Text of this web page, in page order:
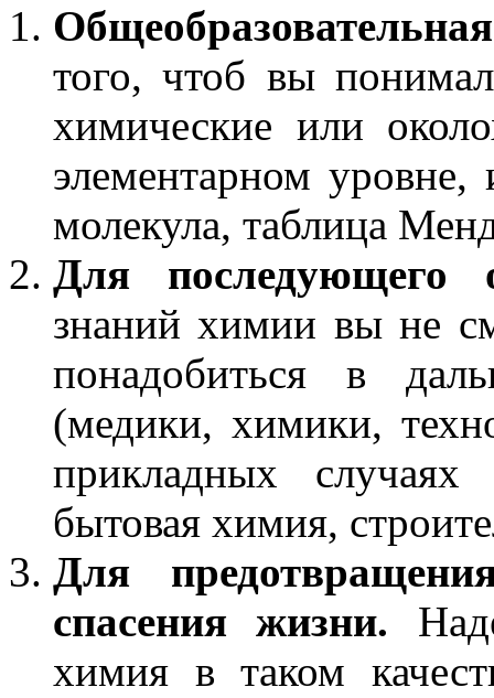
того, чтоб вы
химические или
элементарном уровне,
молекула, таблица
Для последующего
знаний химии вы не
понадобиться в
(медики, химики,
прикладных случаях
бытовая химия,
Для
спасения жизни.
химия в таком